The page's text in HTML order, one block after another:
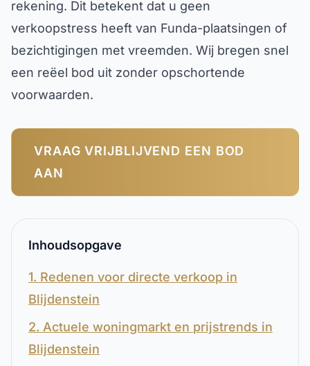
rekening. Dit betekent dat u geen
verkoopstress heeft van Funda-plaatsingen of
bezichtigingen met vreemden. Wij bregen snel
een reëel bod uit zonder opschortende
voorwaarden.
VRAAG VRIJBLIJVEND EEN BOD
AAN
Inhoudsopgave
1. Redenen voor directe verkoop in
Blijdenstein
2. Actuele woningmarkt en prijstrends in
Blijdenstein